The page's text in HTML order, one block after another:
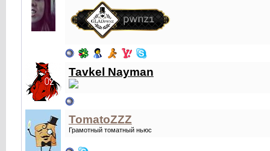
Tavkel Nayman
TomatoZZZ
Грамотный томатный ньюс